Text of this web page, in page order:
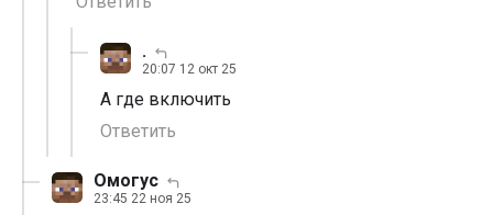
.
20:07 12 окт 25
А где включить
Ответить
Омогус
23:45 22 ноя 25